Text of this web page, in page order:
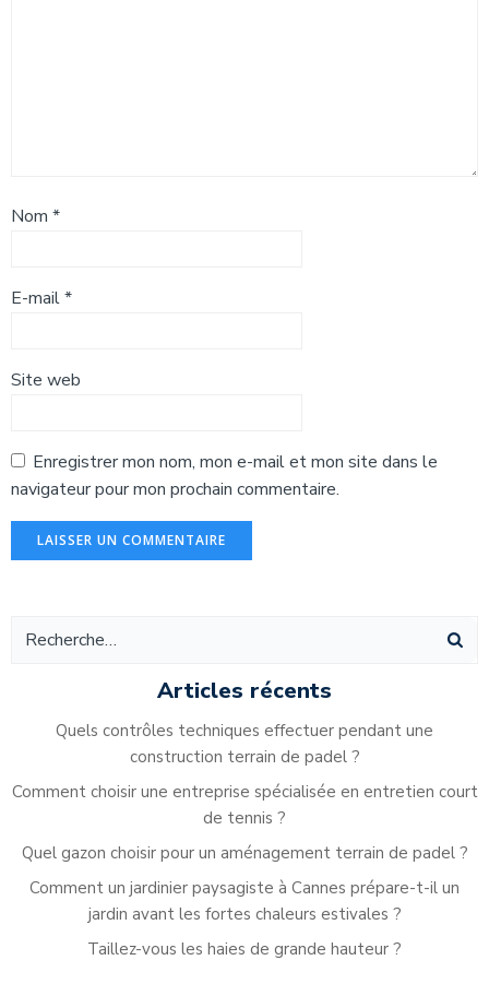
Nom *
E-mail*
Site web
Enregistrer mon nom, mon e-mail et mon site dans le
navigateur pour mon prochain commentaire.
Articles récents
Quels contrôles techniques effectuer pendant une
construction terrain de padel ?
Comment choisir une entreprise spécialisée en entretien court
de tennis ?
Quel gazon choisir pour un aménagement terrain de padel ?
Comment un jardinier paysagiste à Cannes prépare-t-il un
jardin avant les fortes chaleurs estivales ?
Taillez-vous les haies de grande hauteur ?